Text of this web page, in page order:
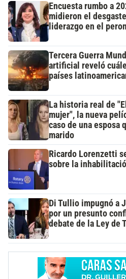
Encuesta rumbo a
midieron el
liderazgo en el
Tercera Guerra
artificial reveló
países
La historia real de
mujer", la nueva
caso de una esposa
marido
Ricardo Lorenzetti
sobre la
Di Tullio impugnó a
por un presunto
debate de la Ley de